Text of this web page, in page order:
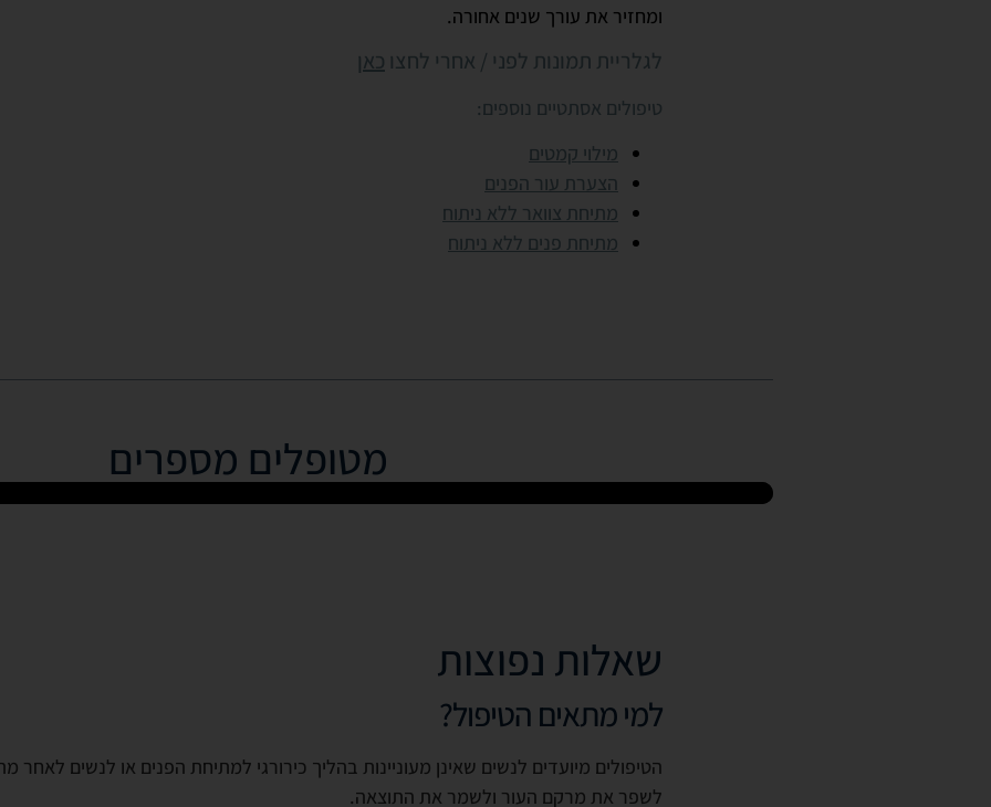
ומחזיר את עורך שנים אחורה.
לגלריית תמונות לפני / אחרי לחצו כאן
טיפולים אסתטיים נוספים:
מילוי קמטים
הצערת עור הפנים
מתיחת צוואר ללא ניתוח
מתיחת פנים ללא ניתוח
מטופלים מספרים
שאלות נפוצות
למי מתאים הטיפול?
הטיפולים מיועדים לנשים שאינן מעוניינות בהליך כירורגי למתיחת הפנים או לנשים לאחר
לשפר את מרקם העור ולשמר את התוצאה.